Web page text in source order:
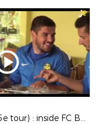
Coupe de France (5e tour) : inside FC Beaupreau La Chapelle